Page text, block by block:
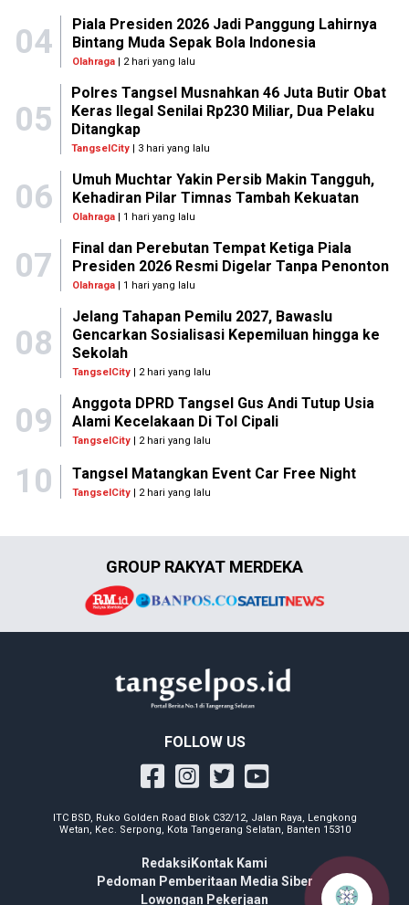
04
Piala Presiden 2026 Jadi Panggung Lahirnya
Bintang Muda Sepak Bola Indonesia
Olahraga| 2 hari yang lalu
05
Polres Tangsel Musnahkan 46 Juta Butir Obat
Keras Ilegal Senilai Rp230 Miliar, Dua Pelaku
Ditangkap
TangselCity | 3 hari yang lalu
06
Umuh Muchtar Yakin Persib Makin Tangguh,
Kehadiran Pilar Timnas Tambah Kekuatan
Olahraga| 1 hari yang lalu
07
Final dan Perebutan Tempat Ketiga Piala
Presiden 2026 Resmi Digelar Tanpa Penonton
Olahraga| 1 hari yang lalu
08
Jelang Tahapan Pemilu 2027, Bawaslu
Gencarkan Sosialisasi Kepemiluan hingga ke
Sekolah
TangselCity| 2 hari yang lalu
09
Anggota DPRD Tangsel Gus Andi Tutup Usia
Alami Kecelakaan Di Tol Cipali
TangselCity| 2 hari yang lalu
10 Tangsel Matangkan Event Car Free Night
TangselCity | 2 hari yang lalu
GROUP RAKYAT MERDEKA
FOLLOW US
ITC BSD, Ruko Golden Road Blok C32/12, Jalan Raya, Lengkong
Wetan, Kec. Serpong, Kota Tangerang Selatan, Banten 15310
Redaksi Kontak Kami
Pedoman Pemberitaan Media Siber
Lowongan Pekerjaan